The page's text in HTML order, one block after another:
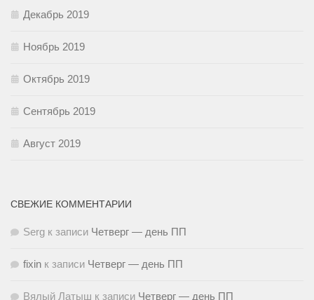
Декабрь 2019
Ноябрь 2019
Октябрь 2019
Сентябрь 2019
Август 2019
СВЕЖИЕ КОММЕНТАРИИ
Serg к записи Четверг — день ПП
fixin к записи Четверг — день ПП
Вялый Латыш к записи Четверг — день ПП